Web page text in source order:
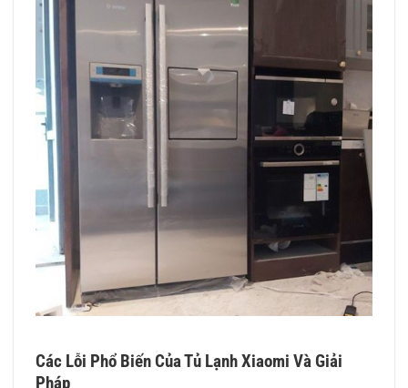
Các Lỗi Phổ Biến Của Tủ Lạnh Xiaomi Và Giải
Pháp